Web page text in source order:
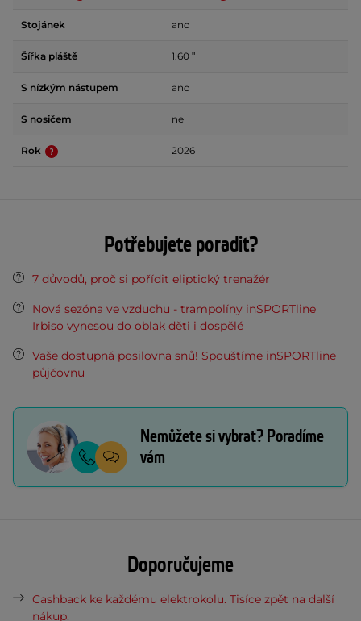
Stojánek ano
Šířka pláště 1.60 ʺ
S nízkým nástupem ano
S nosičem ne
Rok 2026
Potřebujete poradit?
7 důvodů, proč si pořídit eliptický trenažér
Nová sezóna ve vzduchu - trampolíny inSPORTline
Irbiso vynesou do oblak děti i dospělé
Vaše dostupná posilovna snů! Spouštíme inSPORTline
půjčovnu
Nemůžete si vybrat? Poradíme
vám
Doporučujeme
Cashback ke každému elektrokolu. Tisíce zpět na další
nákup.